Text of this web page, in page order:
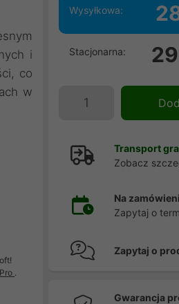
i
co
w
.
Wysyłkowa:
Stacjonarna:
Transport
Zobacz
Na
Zapytaj o
Zapytaj o
Gwarancja